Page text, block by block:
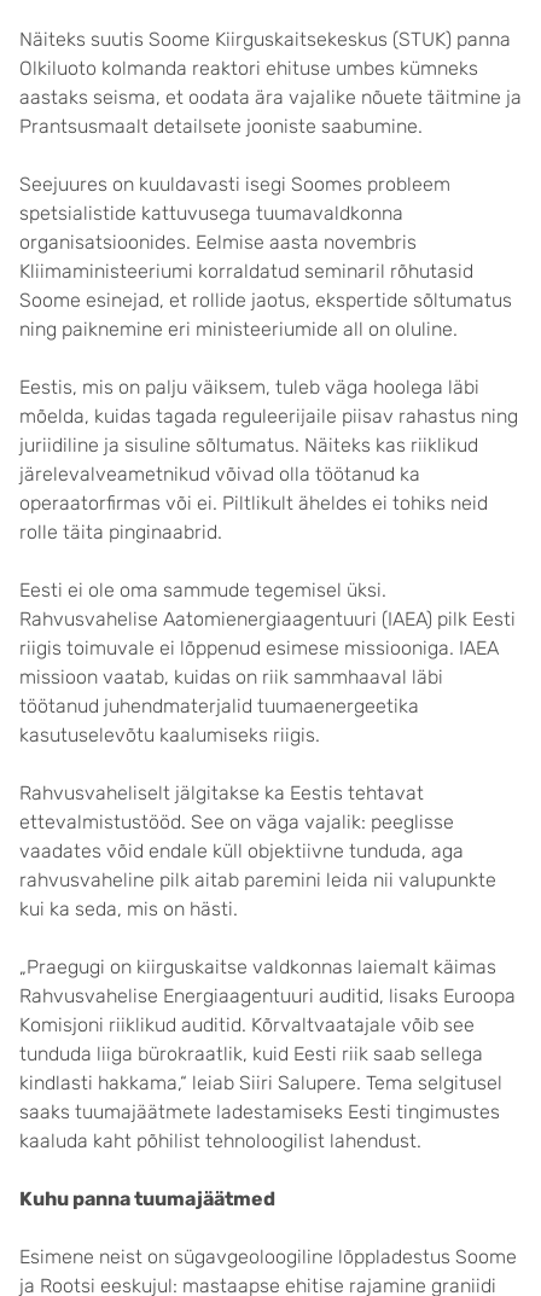
Näiteks suutis Soome Kiirguskaitsekeskus (STUK) panna
Olkiluoto kolmanda reaktori ehituse umbes kümneks
aastaks seisma, et oodata ära vajalike nõuete täitmine ja
Prantsusmaalt detailsete jooniste saabumine.
Seejuures on kuuldavasti isegi Soomes probleem
spetsialistide kattuvusega tuumavaldkonna
organisatsioonides. Eelmise aasta novembris
Kliimaministeeriumi korraldatud seminaril rõhutasid
Soome esinejad, et rollide jaotus, ekspertide sõltumatus
ning paiknemine eri ministeeriumide all on oluline.
Eestis, mis on palju väiksem, tuleb väga hoolega läbi
mõelda, kuidas tagada reguleerijaile piisav rahastus ning
juriidiline ja sisuline sõltumatus. Näiteks kas riiklikud
järelevalveametnikud võivad olla töötanud ka
operaatorfirmas või ei. Piltlikult äheldes ei tohiks neid
rolle täita pinginaabrid.
Eesti ei ole oma sammude tegemisel üksi.
Rahvusvahelise Aatomienergiaagentuuri (IAEA) pilk Eesti
riigis toimuvale ei lõppenud esimese missiooniga. IAEA
missioon vaatab, kuidas on riik sammhaaval läbi
töötanud juhendmaterjalid tuumaenergeetika
kasutuselevõtu kaalumiseks riigis.
Rahvusvaheliselt jälgitakse ka Eestis tehtavat
ettevalmistustööd. See on väga vajalik: peeglisse
vaadates võid endale küll objektiivne tunduda, aga
rahvusvaheline pilk aitab paremini leida nii valupunkte
kui ka seda, mis on hästi.
„Praegugi on kiirguskaitse valdkonnas laiemalt käimas
Rahvusvahelise Energiaagentuuri auditid, lisaks Euroopa
Komisjoni riiklikud auditid. Kõrvaltvaatajale võib see
tunduda liiga bürokraatlik, kuid Eesti riik saab sellega
kindlasti hakkama,“ leiab Siiri Salupere. Tema selgitusel
saaks tuumajäätmete ladestamiseks Eesti tingimustes
kaaluda kaht põhilist tehnoloogilist lahendust.
Kuhu panna tuumajäätmed
Esimene neist on sügavgeoloogiline lõppladestus Soome
ja Rootsi eeskujul: mastaapse ehitise rajamine graniidi